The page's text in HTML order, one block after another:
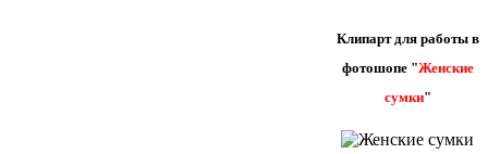
Клипарт для работы в
фотошопе "Женские
сумки"